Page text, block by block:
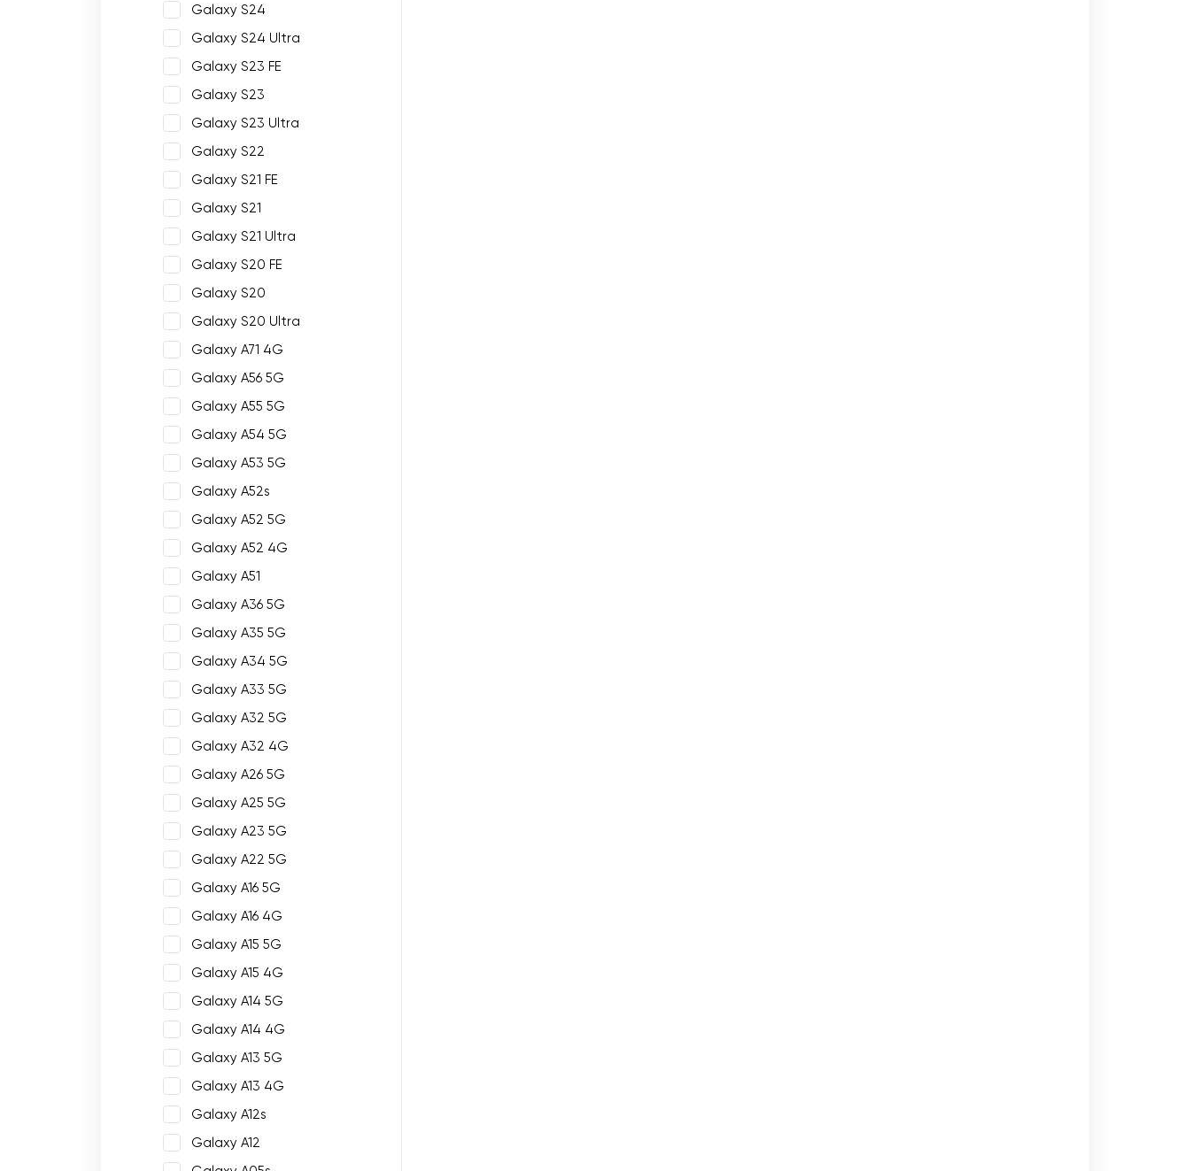
Galaxy S24
Galaxy S24 Ultra
Galaxy S23 FE
Galaxy S23
Galaxy S23 Ultra
Galaxy S22
Galaxy S21 FE
Galaxy S21
Galaxy S21 Ultra
Galaxy S20 FE
Galaxy S20
Galaxy S20 Ultra
Galaxy A71 4G
Galaxy A56 5G
Galaxy A55 5G
Galaxy A54 5G
Galaxy A53 5G
Galaxy A52s
Galaxy A52 5G
Galaxy A52 4G
Galaxy A51
Galaxy A36 5G
Galaxy A35 5G
Galaxy A34 5G
Galaxy A33 5G
Galaxy A32 5G
Galaxy A32 4G
Galaxy A26 5G
Galaxy A25 5G
Galaxy A23 5G
Galaxy A22 5G
Galaxy A16 5G
Galaxy A16 4G
Galaxy A15 5G
Galaxy A15 4G
Galaxy A14 5G
Galaxy A14 4G
Galaxy A13 5G
Galaxy A13 4G
Galaxy A12s
Galaxy A12